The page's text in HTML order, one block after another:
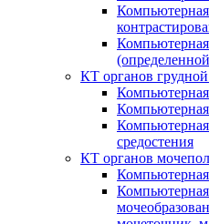
КТ органов
средостения
КТ органов
Компьютерная